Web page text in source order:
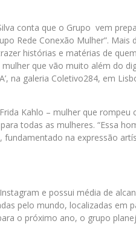
conta que o Grupo vem
Rede Conexão Mulher”. Mais
histórias e matérias de
que vão muito além do
na galeria Coletivo284, em
Kahlo – mulher que rompeu
todas as mulheres. “Essa
na expressão
e possui média de
pelo mundo, localizadas em
o próximo ano, o grupo